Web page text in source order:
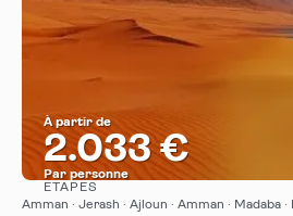
À partir de
2.033 €
Par personne
Afficher
ÉTAPES
Amman · Jerash · Ajloun · Amman · Madaba